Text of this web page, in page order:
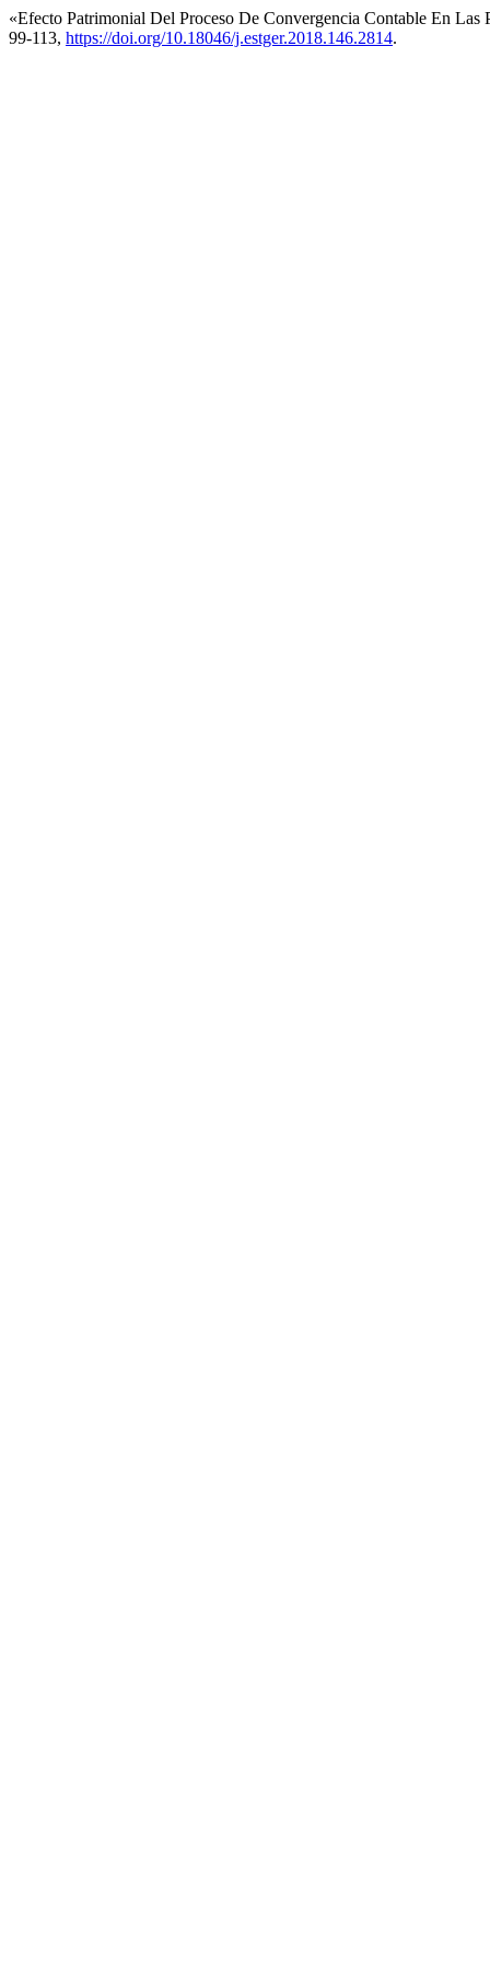
«Efecto Patrimonial Del Proceso De Convergencia Contable En Las
99-113, https://doi.org/10.18046/j.estger.2018.146.2814.